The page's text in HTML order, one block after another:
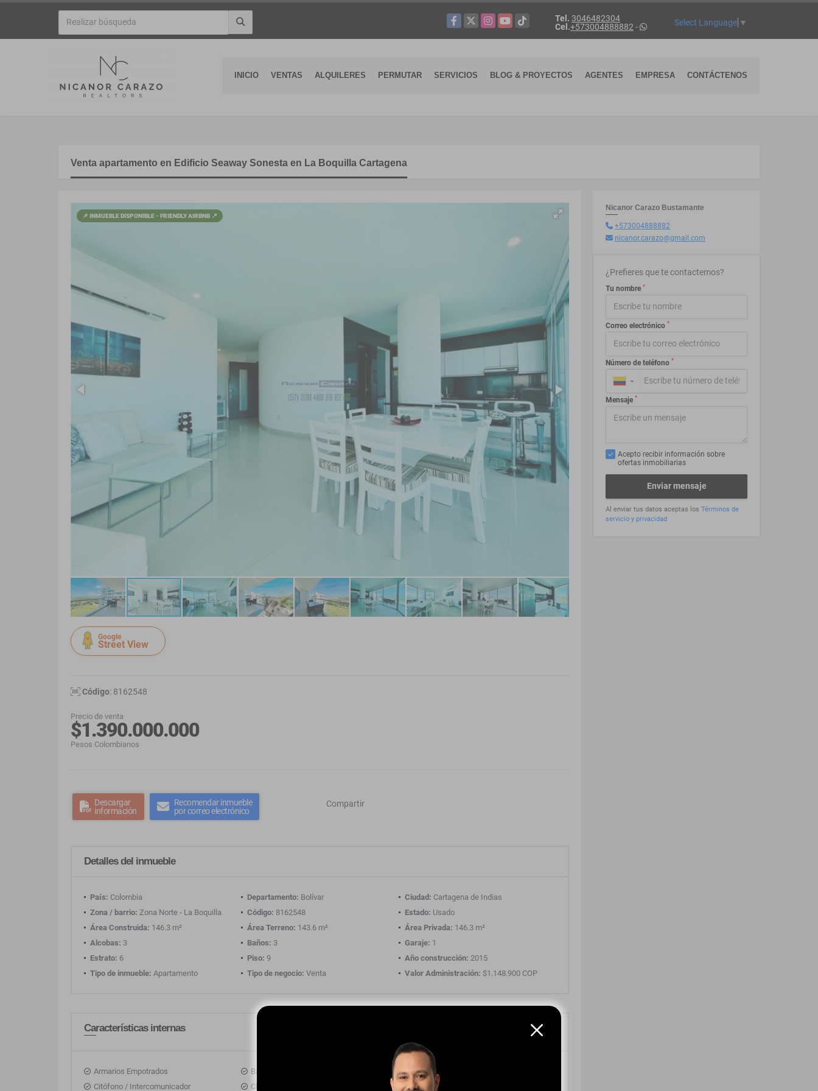
Facebook
X Instagram
YouTubeTikTok Tel. 3046482304
Cel.+573004888882 - Select Language ▼
INICIO VENTAS ALQUILERES PERMUTAR SERVICIOS BLOG & PROYECTOS AGENTES EMPRESA CONTÁCTENOS
Venta apartamento en Edificio Seaway Sonesta en La Boquilla Cartagena
📌 INMUEBLE DISPONIBLE - FRIENDLY AIRBNB 📍
Google
Street View
Código: 8162548
Precio de venta
$1.390.000.000
Pesos Colombianos
Descargar
información
Recomendar inmueble
por correo electrónico
Compartir
Detalles del inmueble
País: Colombia Departamento: Bolívar Ciudad: Cartagena de Indias
Zona / barrio: Zona Norte - La Boquilla Código: 8162548 Estado: Usado
Área Construida: 146.3 m² Área Terreno: 143.6 m² Área Privada: 146.3 m²
Alcobas: 3 Baños: 3 Garaje: 1
Estrato: 6 Piso: 9 Año construcción: 2015
Tipo de inmueble: Apartamento Tipo de negocio: Venta Valor Administración: $1.148.900 COP
Características internas
Armarios Empotrados Balcón
Barra estilo americano
Citófono / Intercomunicador
Clósets
Cocina integral
Nicanor Carazo Bustamante
+573004888882
nicanor.carazo@gmail.com
¿Prefieres que te contactemos?
Tu nombre *
Correo electrónico *
Número de teléfono *
▼
Mensaje *
Acepto recibir información sobre
ofertas inmobiliarias
Enviar mensaje
Al enviar tus datos aceptas los Términos de
servicio y privacidad